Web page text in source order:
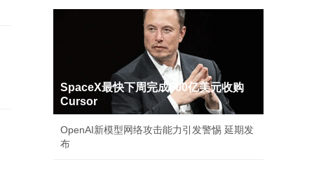
SpaceX最快下周完成600亿美元收购
Cursor
OpenAI新模型网络攻击能力引发警惕 延期发
布